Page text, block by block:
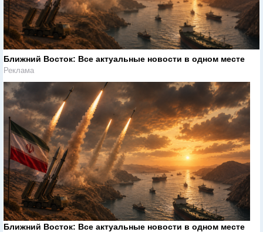
Ближний Восток: Все актуальные новости в одном месте
Реклама
Ближний Восток: Все актуальные новости в одном месте